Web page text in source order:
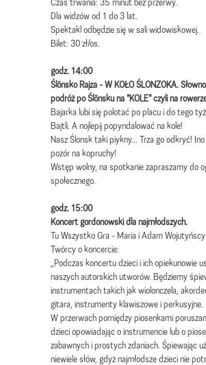
Dla widzów od 1 do 3 lat.
Spektakl odbędzie się w sali widowiskowej.
Bilet: 30 zł/os.
godz. 14:00
Ślōnsko Rajza - W KOŁO ŚLONZOKA.
podróż po Ślōnsku na "KOLE" czyli na
Bajarka lubi się polotać po placu i do tego
Bajtli. A nojlepij popyndalować na kole!
Nasz Ślonsk taki piykny... Trza go odkryć!
pozór na kopruchy!
Wstęp wolny, na spotkanie zapraszamy do
społecznego.
godz. 15:00
Koncert gordonowski dla najmłodszych.
Tu Wszystko Gra - Maria i Adam Wojutyńscy
Twórcy o koncercie:
„Podczas koncertu dzieci i ich opiekunowie
naszych autorskich utworów. Będziemy
instrumentach takich jak wiolonczela,
gitara, instrumenty klawiszowe i perkusyjne.
W przerwach pomiędzy piosenkami
dzieci opowiadając o instrumencie lub o
zabawnych i prostych zdaniach. Śpiewając
niewiele słów, gdyż najmłodsze dzieci nie